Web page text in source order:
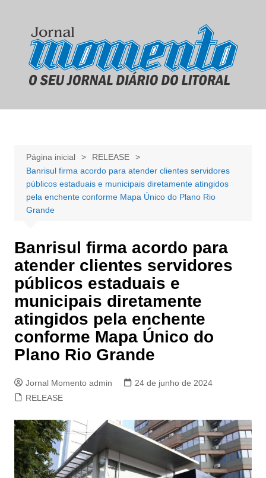
conteúdo
Página inicial
RELEASE
Banrisul firma acordo para atender clientes servidores
públicos estaduais e municipais diretamente atingidos
pela enchente conforme Mapa Único do Plano Rio
Grande
Banrisul firma acordo para
atender clientes servidores
públicos estaduais e
municipais diretamente
atingidos pela enchente
conforme Mapa Único do
Plano Rio Grande
Jornal Momento admin
24 de junho de 2024
RELEASE